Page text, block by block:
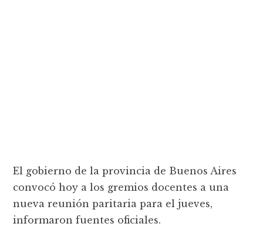
El gobierno de la provincia de Buenos Aires
convocó hoy a los gremios docentes a una
nueva reunión paritaria para el jueves,
informaron fuentes oficiales.